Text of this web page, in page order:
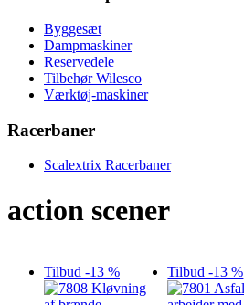
Byggesæt
Dampmaskiner
Reservedele
Tilbehør Wilesco
Værktøj-maskiner
Racerbaner
Scalextrix Racerbaner
action scener
Tilbud -13 % Tilbud -13 %